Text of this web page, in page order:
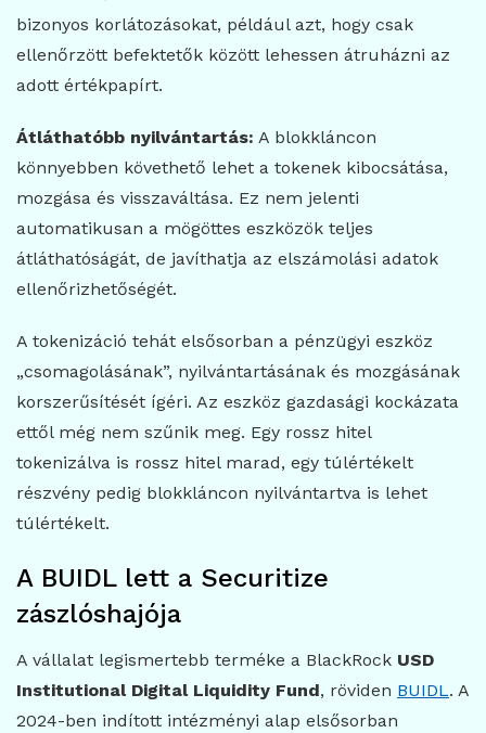
bizonyos korlátozásokat, például azt, hogy csak
ellenőrzött befektetők között lehessen átruházni az
adott értékpapírt.
Átláthatóbb nyilvántartás: A blokkláncon
könnyebben követhető lehet a tokenek kibocsátása,
mozgása és visszaváltása. Ez nem jelenti
automatikusan a mögöttes eszközök teljes
átláthatóságát, de javíthatja az elszámolási adatok
ellenőrizhetőségét.
A tokenizáció tehát elsősorban a pénzügyi eszköz
„csomagolásának”, nyilvántartásának és mozgásának
korszerűsítését ígéri. Az eszköz gazdasági kockázata
ettől még nem szűnik meg. Egy rossz hitel
tokenizálva is rossz hitel marad, egy túlértékelt
részvény pedig blokkláncon nyilvántartva is lehet
túlértékelt.
A BUIDL lett a Securitize
zászlóshajója
A vállalat legismertebb terméke a BlackRock USD
Institutional Digital Liquidity Fund, röviden BUIDL. A
2024-ben indított intézményi alap elsősorban